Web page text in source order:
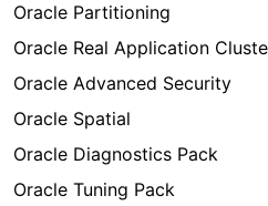
Oracle Partitioning
Oracle Real Application
Oracle Advanced Security
Oracle Spatial
Oracle Diagnostics Pack
Oracle Tuning Pack